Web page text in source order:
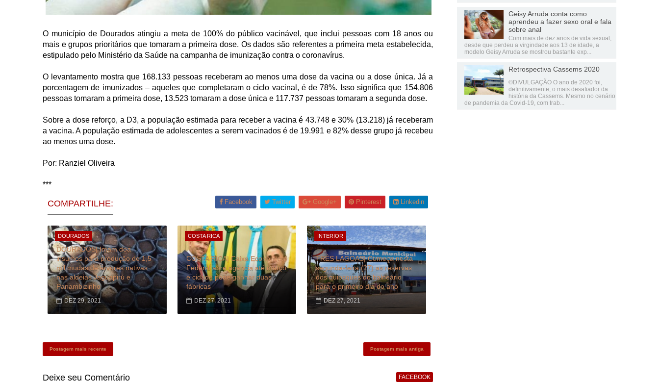
O município de Dourados atingiu a meta de 100% do público vacinável, que inclui pessoas com 18 anos ou
mais e grupos prioritários que tomaram a primeira dose. Os dados são referentes a primeira meta estabelecida,
estipulado pelo Ministério da Saúde na campanha de imunização contra o coronavírus.
O levantamento mostra que 168.133 pessoas receberam ao menos uma dose da vacina ou a dose única. Já a
porcentagem de imunizados – aqueles que completaram o ciclo vacinal, é de 78%. Isso significa que 154.806
pessoas tomaram a primeira dose, 13.523 tomaram a dose única e 117.737 pessoas tomaram a segunda dose.
Sobre a dose reforço, a D3, a população estimada para receber a vacina é 43.748 e 30% (13.218) já receberam
a vacina. A população estimada de adolescentes a serem vacinados é de 19.991 e 82% desse grupo já recebeu
ao menos uma dose.
Por: Ranziel Oliveira
***
COMPARTILHE: Facebook Twitter Google+ Pinterest Linkedin
DOURADOS
DOURADOS| Imam doa
insumos para produção de 1,5
mil mudas de árvores nativas
nas aldeias Jaguapirú e
Panambizinho
DEZ 29, 2021
COSTA RICA
COSTA RICA| Caixa Econômica
Federal abre agência até março
e cidade pode ganhar duas
fábricas
DEZ 27, 2021
INTERIOR
TRÊS LAGOAS| Começa nesta
segunda-feira (27) as reservas
dos quiosques do balneário
para o primeiro dia do ano
DEZ 27, 2021
Postagem mais recente Postagem mais antiga
Deixe seu Comentário FACEBOOK
Geisy Arruda conta como
aprendeu a fazer sexo oral e fala
sobre anal
Com mais de dez anos de vida sexual,
desde que perdeu a virgindade aos 13 de idade, a
modelo Geisy Arruda se mostrou bastante exp...
Retrospectiva Cassems 2020
©DIVULGAÇÃO O ano de 2020 foi,
definitivamente, o mais desafiador da
história da Cassems. Mesmo no cenário
de pandemia da Covid-19, com trab...